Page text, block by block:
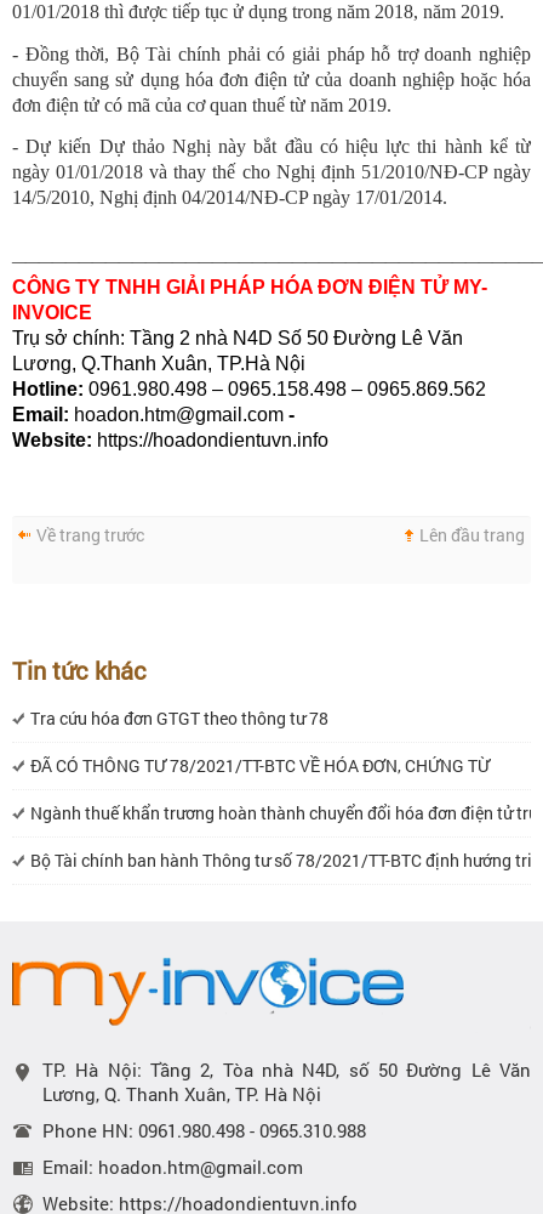
01/01/2018 thì được tiếp tục ử dụng trong năm 2018, năm 2019.
- Đồng thời, Bộ Tài chính phải có giải pháp hỗ trợ doanh nghiệp
chuyển sang sử dụng hóa đơn điện tử của doanh nghiệp hoặc hóa
đơn điện tử có mã của cơ quan thuế từ năm 2019.
- Dự kiến Dự thảo Nghị này bắt đầu có hiệu lực thi hành kể từ
ngày 01/01/2018 và thay thế cho Nghị định 51/2010/NĐ-CP ngày
14/5/2010, Nghị định 04/2014/NĐ-CP ngày 17/01/2014.
CÔNG TY TNHH GIẢI PHÁP HÓA ĐƠN ĐIỆN TỬ MY-
INVOICE
Trụ sở chính: Tầng 2 nhà N4D Số 50 Đường Lê Văn
Lương, Q.Thanh Xuân, TP.Hà Nội
Hotline: 0961.980.498 – 0965.158.498 – 0965.869.562
Email: hoadon.htm@gmail.com -
Website: https://hoadondientuvn.info
Về trang trước Lên đầu trang
Tin tức khác
Tra cứu hóa đơn GTGT theo thông tư 78
ĐÃ CÓ THÔNG TƯ 78/2021/TT-BTC VỀ HÓA ĐƠN, CHỨNG TỪ
Ngành thuế khẩn trương hoàn thành chuyển đổi hóa đơn điện tử
Bộ Tài chính ban hành Thông tư số 78/2021/TT-BTC định hướng
TP. Hà Nội: Tầng 2, Tòa nhà N4D, số 50 Đường Lê Văn
Lương, Q. Thanh Xuân, TP. Hà Nội
Phone HN: 0961.980.498 - 0965.310.988
Email: hoadon.htm@gmail.com
Website: https://hoadondientuvn.info